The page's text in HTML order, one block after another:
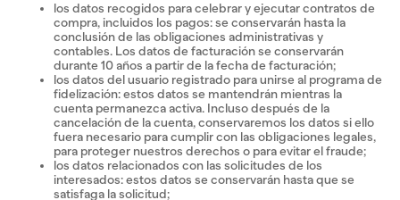
los datos recogidos para celebrar y ejecutar contratos de
compra, incluidos los pagos: se conservarán hasta la
conclusión de las obligaciones administrativas y
contables. Los datos de facturación se conservarán
durante 10 años a partir de la fecha de facturación;
los datos del usuario registrado para unirse al programa de
fidelización: estos datos se mantendrán mientras la
cuenta permanezca activa. Incluso después de la
cancelación de la cuenta, conservaremos los datos si ello
fuera necesario para cumplir con las obligaciones legales,
para proteger nuestros derechos o para evitar el fraude;
los datos relacionados con las solicitudes de los
interesados: estos datos se conservarán hasta que se
satisfaga la solicitud;